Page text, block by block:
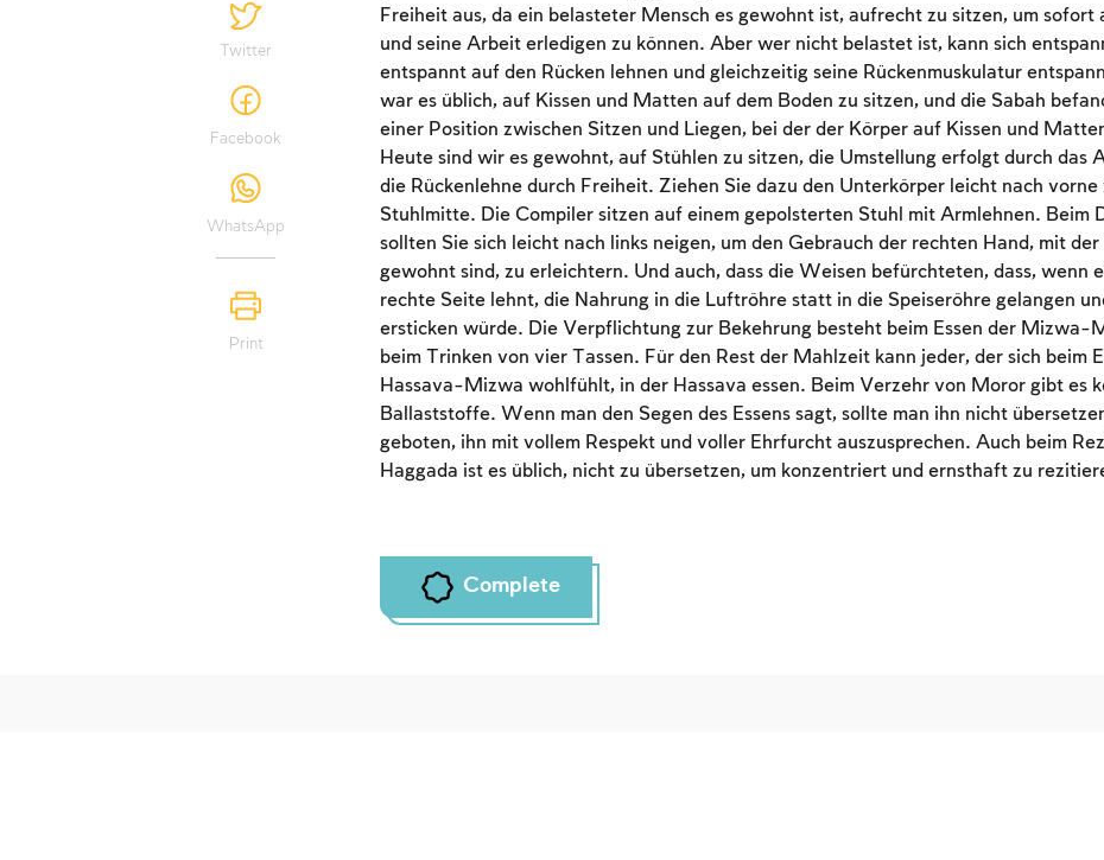
Twitter
Facebook
WhatsApp
Print
Freiheit aus, da ein belasteter Mensch es gewohnt ist, aufrecht zu sitzen, um sofort
und seine Arbeit erledigen zu können. Aber wer nicht belastet ist, kann sich
entspannt auf den Rücken lehnen und gleichzeitig seine Rückenmuskulatur
war es üblich, auf Kissen und Matten auf dem Boden zu sitzen, und die Sabah
einer Position zwischen Sitzen und Liegen, bei der der Körper auf Kissen und
Heute sind wir es gewohnt, auf Stühlen zu sitzen, die Umstellung erfolgt durch das
die Rückenlehne durch Freiheit. Ziehen Sie dazu den Unterkörper leicht nach vorne
Stuhlmitte. Die Compiler sitzen auf einem gepolsterten Stuhl mit Armlehnen. Beim
sollten Sie sich leicht nach links neigen, um den Gebrauch der rechten Hand, mit der
gewohnt sind, zu erleichtern. Und auch, dass die Weisen befürchteten, dass, wenn
rechte Seite lehnt, die Nahrung in die Luftröhre statt in die Speiseröhre gelangen
ersticken würde. Die Verpflichtung zur Bekehrung besteht beim Essen der Mizwa-
beim Trinken von vier Tassen. Für den Rest der Mahlzeit kann jeder, der sich beim
Hassava-Mizwa wohlfühlt, in der Hassava essen. Beim Verzehr von Moror gibt es
Ballaststoffe. Wenn man den Segen des Essens sagt, sollte man ihn nicht
geboten, ihn mit vollem Respekt und voller Ehrfurcht auszusprechen. Auch beim
Haggada ist es üblich, nicht zu übersetzen, um konzentriert und ernsthaft zu
Complete
Account required
To mark concepts as learned, you'll need to create
an account or log in.
Sign up Login